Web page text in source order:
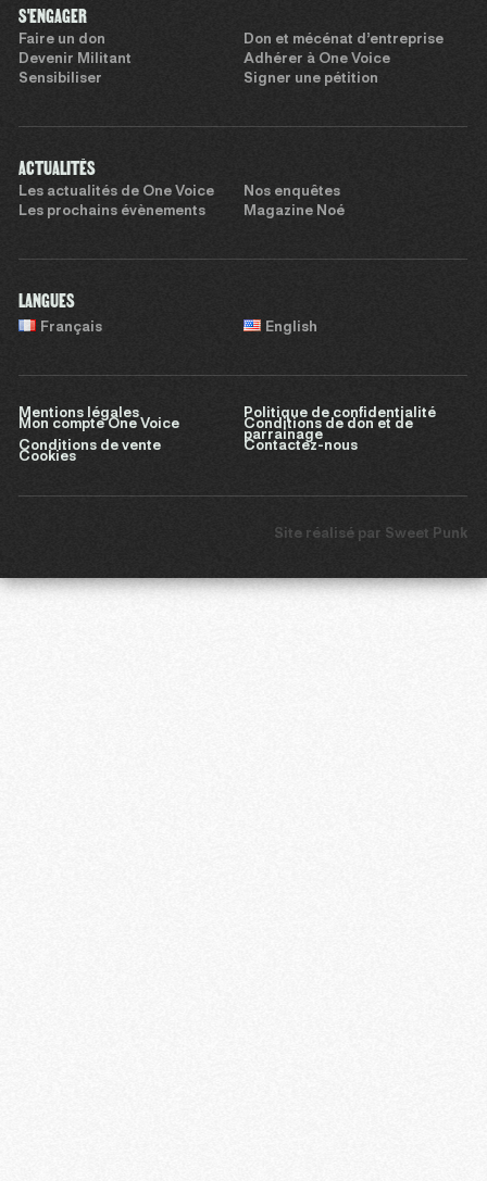
S'ENGAGER
Faire un don
Don et mécénat d’entreprise
Devenir Militant
Adhérer à One Voice
Sensibiliser
Signer une pétition
ACTUALITÉS
Les actualités de One Voice
Nos enquêtes
Les prochains évènements
Magazine Noé
LANGUES
Français English
Mentions légales
Politique de confidentialité
Mon compte One Voice
Conditions de don et de
parrainage
Conditions de vente
Contactez-nous
Cookies
Site réalisé par Sweet Punk